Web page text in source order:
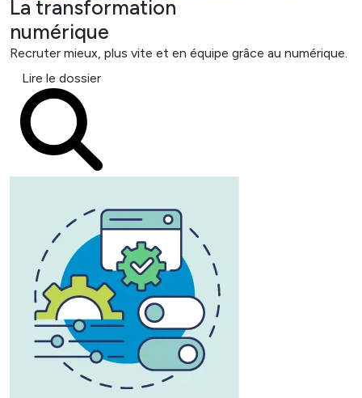
La transformation
numérique
Recruter mieux, plus vite et en équipe grâce au numérique.
Lire le dossier